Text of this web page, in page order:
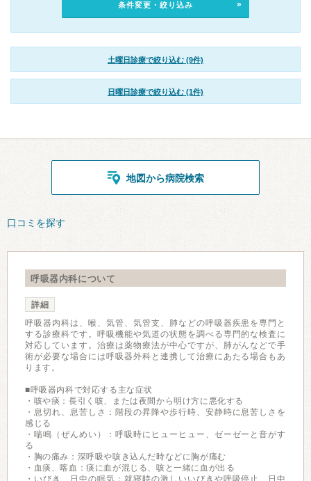
条件変更・絞り込み
土曜日診療で絞り込む (9件)
日曜日診療で絞り込む (1件)
地図から病院検索
口コミを探す
呼吸器内科について
詳細
呼吸器内科は、喉、気管、気管支、肺などの呼吸器疾患を専門と
する診療科です。呼吸機能や気道の状態を調べる専門的な検査に
対応しています。治療は薬物療法が中心ですが、肺がんなどで手
術が必要な場合には呼吸器外科と連携して治療にあたる場合もあ
ります。
■呼吸器内科で対応する主な症状
・咳や痰：長引く咳、または夜間から明け方に悪化する
・息切れ、息苦しさ：階段の昇降や歩行時、安静時に息苦しさを
感じる
・喘鳴（ぜんめい）：呼吸時にヒューヒュー、ゼーゼーと音がす
る
・胸の痛み：深呼吸や咳き込んだ時などに胸が痛む
・血痰、喀血：痰に血が混じる、咳と一緒に血が出る
・いびき、日中の眠気：就寝時の激しいいびきや呼吸停止、日中